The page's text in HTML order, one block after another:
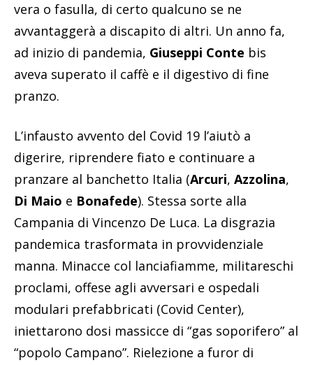
vera o fasulla, di certo qualcuno se ne
avvantaggerà a discapito di altri. Un anno fa,
ad inizio di pandemia, Giuseppi Conte bis
aveva superato il caffè e il digestivo di fine
pranzo.
L’infausto avvento del Covid 19 l’aiutò a
digerire, riprendere fiato e continuare a
pranzare al banchetto Italia (Arcuri, Azzolina,
Di Maio e Bonafede). Stessa sorte alla
Campania di Vincenzo De Luca. La disgrazia
pandemica trasformata in provvidenziale
manna. Minacce col lanciafiamme, militareschi
proclami, offese agli avversari e ospedali
modulari prefabbricati (Covid Center),
iniettarono dosi massicce di “gas soporifero” al
“popolo Campano”. Rielezione a furor di